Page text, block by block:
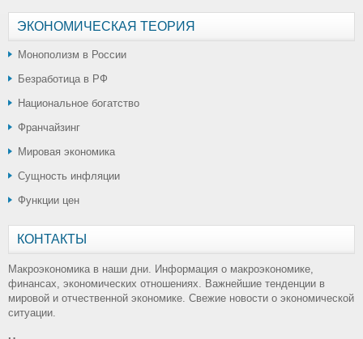
ЭКОНОМИЧЕСКАЯ ТЕОРИЯ
Монополизм в России
Безработица в РФ
Национальное богатство
Франчайзинг
Мировая экономика
Сущность инфляции
Функции цен
КОНТАКТЫ
Макроэкономика в наши дни. Информация о макроэкономике,
финансах, экономических отношениях. Важнейшие тенденции в
мировой и отчественной экономике. Свежие новости о экономической
ситуации.